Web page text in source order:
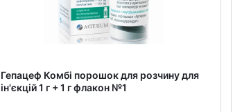
Гепацеф Комбі порошок для розчину для
ін'єкцій 1 г + 1 г флакон №1